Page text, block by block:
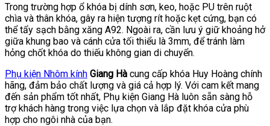
Trong trường hợp ổ khóa bị dính sơn, keo, hoặc PU trên ruột
chìa và thân khóa, gây ra hiện tượng rít hoặc kẹt cứng, bạn có
thể tẩy sạch bằng xăng A92. Ngoài ra, cần lưu ý giữ khoảng hở
giữa khung bao và cánh cửa tối thiểu là 3mm, để tránh làm
hỏng chốt khóa do thiếu không gian di chuyển.
Phụ kiện Nhôm kính Giang Hà cung cấp khóa Huy Hoàng chính
hãng, đảm bảo chất lượng và giá cả hợp lý. Với cam kết mang
đến sản phẩm tốt nhất, Phụ kiện Giang Hà luôn sẵn sàng hỗ
trợ khách hàng trong việc lựa chọn và lắp đặt khóa cửa phù
hợp cho ngôi nhà của bạn.